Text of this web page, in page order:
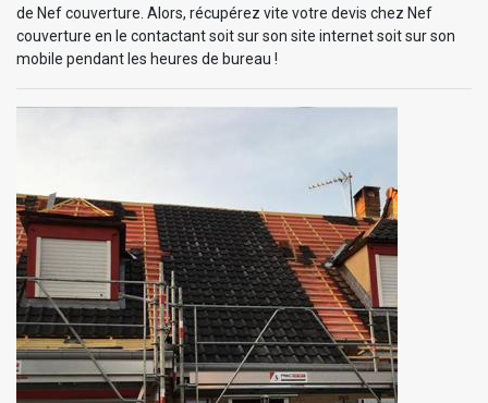
de Nef couverture. Alors, récupérez vite votre devis chez Nef
couverture en le contactant soit sur son site internet soit sur son
mobile pendant les heures de bureau !